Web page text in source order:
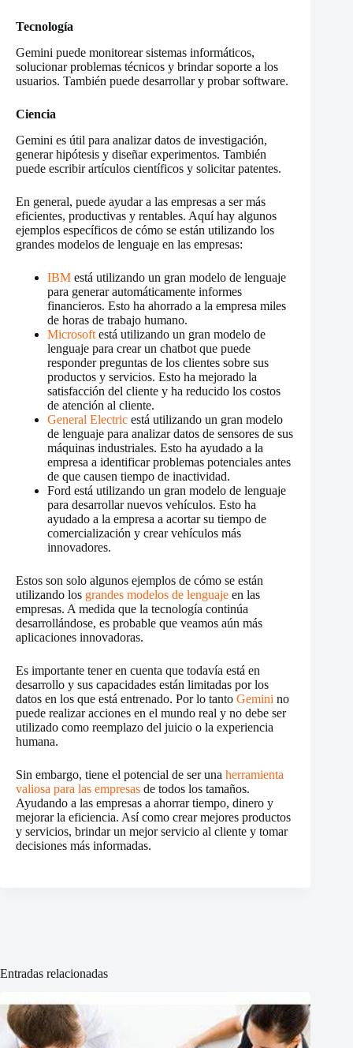
Tecnología
Gemini puede monitorear sistemas informáticos,
solucionar problemas técnicos y brindar soporte a los
usuarios. También puede desarrollar y probar software.
Ciencia
Gemini es útil para analizar datos de investigación,
generar hipótesis y diseñar experimentos. También
puede escribir artículos científicos y solicitar patentes.
En general, puede ayudar a las empresas a ser más
eficientes, productivas y rentables. Aquí hay algunos
ejemplos específicos de cómo se están utilizando los
grandes modelos de lenguaje en las empresas:
IBM está utilizando un gran modelo de lenguaje
para generar automáticamente informes
financieros. Esto ha ahorrado a la empresa miles
de horas de trabajo humano.
Microsoft está utilizando un gran modelo de
lenguaje para crear un chatbot que puede
responder preguntas de los clientes sobre sus
productos y servicios. Esto ha mejorado la
satisfacción del cliente y ha reducido los costos
de atención al cliente.
General Electric está utilizando un gran modelo
de lenguaje para analizar datos de sensores de sus
máquinas industriales. Esto ha ayudado a la
empresa a identificar problemas potenciales antes
de que causen tiempo de inactividad.
Ford está utilizando un gran modelo de lenguaje
para desarrollar nuevos vehículos. Esto ha
ayudado a la empresa a acortar su tiempo de
comercialización y crear vehículos más
innovadores.
Estos son solo algunos ejemplos de cómo se están
utilizando los grandes modelos de lenguaje en las
empresas. A medida que la tecnología continúa
desarrollándose, es probable que veamos aún más
aplicaciones innovadoras.
Es importante tener en cuenta que todavía está en
desarrollo y sus capacidades están limitadas por los
datos en los que está entrenado. Por lo tanto Gemini no
puede realizar acciones en el mundo real y no debe ser
utilizado como reemplazo del juicio o la experiencia
humana.
Sin embargo, tiene el potencial de ser una herramienta
valiosa para las empresas de todos los tamaños.
Ayudando a las empresas a ahorrar tiempo, dinero y
mejorar la eficiencia. Así como crear mejores productos
y servicios, brindar un mejor servicio al cliente y tomar
decisiones más informadas.
Entradas relacionadas